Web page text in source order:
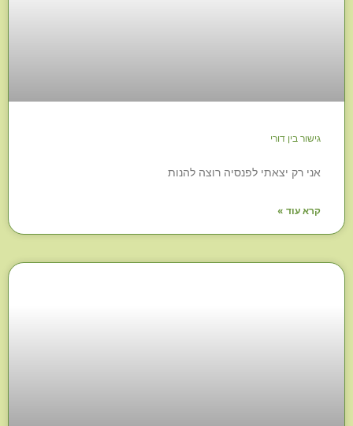
גישור בין דורי
אני רק יצאתי לפנסיה רוצה להנות
קרא עוד »